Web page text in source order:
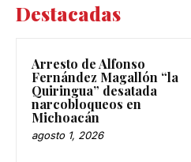
Destacadas
Arresto de Alfonso
Fernández Magallón “la
Quiringua” desatada
narcobloqueos en
Michoacán
agosto 1, 2026